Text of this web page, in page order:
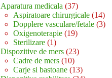
Aparatura medicala 3737
de
produse
Aspiratoare chirurgicale 1414
Dopplere vasculare/fetale 33
Oxigenoterapie 1919
Sterilizare 11
produs
Dispozitive de mers 2323
produse
Cadre de mers 1010
produse
Carje si bastoane 1313